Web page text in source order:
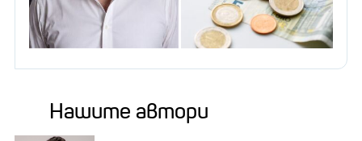
Нашите автори